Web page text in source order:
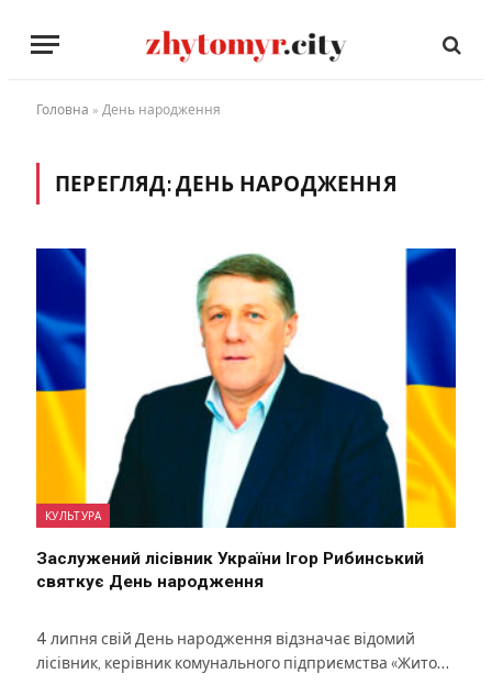
Головна » День народження
ПЕРЕГЛЯД:ДЕНЬ НАРОДЖЕННЯ
КУЛЬТУРА
Заслужений лісівник України Ігор Рибинський
святкує День народження
4 липня свій День народження відзначає відомий
лісівник, керівник комунального підприємства «Жито…